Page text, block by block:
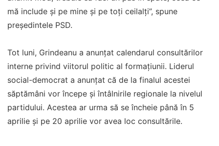
mă include și pe mine și pe toți ceilalți”, spune
președintele PSD.
Tot luni, Grindeanu a anunțat calendarul consultărilor
interne privind viitorul politic al formațiunii. Liderul
social-democrat a anunțat că de la finalul acestei
săptămâni vor începe și întâlnirile regionale la nivelul
partidului. Acestea ar urma să se încheie până în 5
aprilie și pe 20 aprilie vor avea loc consultările.